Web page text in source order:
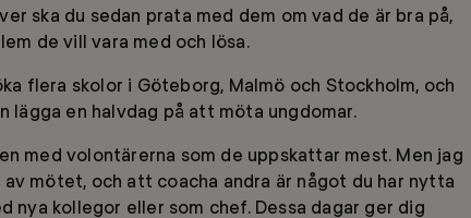
ska du sedan prata med dem om vad de är bra på,
de vill vara med och lösa.
flera skolor i Göteborg, Malmö och Stockholm, och
lägga en halvdag på att möta ungdomar.
med volontärerna som de uppskattar mest. Men jag
mötet, och att coacha andra är något du har nytta
kollegor eller som chef. Dessa dagar ger dig